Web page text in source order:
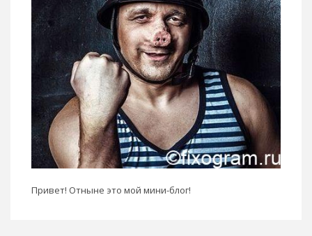
Привет! Отныне это мой мини-блог!